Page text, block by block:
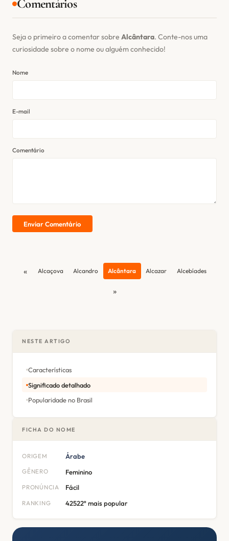
Comentários
Seja o primeiro a comentar sobre Alcântara. Conte-nos uma
curiosidade sobre o nome ou alguém conhecido!
Nome
E-mail
Comentário
Enviar Comentário
« Alcaçova Alcandro Alcântara Alcazar Alcebíades
»
NESTE ARTIGO
Características
Significado detalhado
Popularidade no Brasil
FICHA DO NOME
ORIGEM Árabe
GÊNERO Feminino
PRONÚNCIA Fácil
RANKING 42522º mais popular